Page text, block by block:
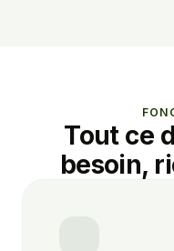
Tout ce
besoin,